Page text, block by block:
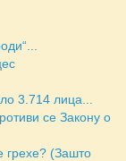
3.714 лица...
се Закону о
грехе? (Зашто